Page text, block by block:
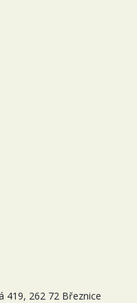
419, 262 72 Březnice